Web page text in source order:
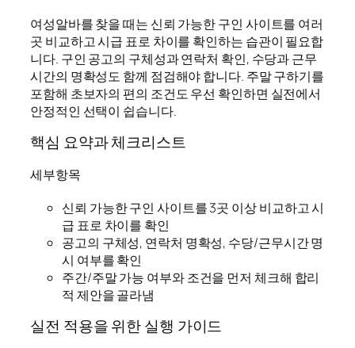
여성알바를 찾을 때는 신뢰 가능한 구인 사이트를 여러
곳 비교하고 시급 표로 차이를 확인하는 습관이 필요합
니다. 구인 공고의 구체성과 연락처 확인, 수당과 근무
시간의 명확성도 함께 점검해야 합니다. 주말 구하기를
포함해 초보자의 편의 조건도 우선 확인하면 실전에서
안정적인 선택이 쉽습니다.
핵심 요약과 체크리스트
세부항목
신뢰 가능한 구인 사이트를 3곳 이상 비교하고 시
급 표로 차이를 확인
공고의 구체성, 연락처 명확성, 수당/근무시간 명
시 여부를 확인
주간/주말 가능 여부와 조건을 먼저 체크해 합리
적 제안을 골라냄
실전 적용을 위한 실행 가이드